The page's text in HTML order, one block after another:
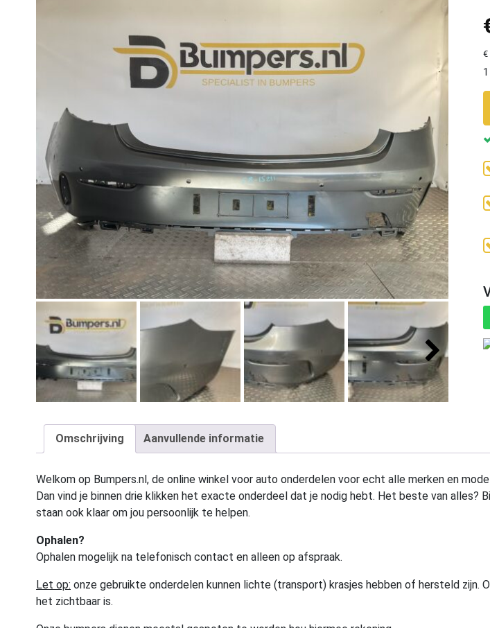
€
Omschrijving Aanvullende informatie
Welkom op Bumpers.nl, de online winkel voor auto onderdelen voor echt alle merken en
Dan vind je binnen drie klikken het exacte onderdeel dat je nodig hebt. Het beste van
staan ook klaar om jou persoonlijk te helpen.
Ophalen?
Ophalen mogelijk na telefonisch contact en alleen op afspraak.
Let op: onze gebruikte onderdelen kunnen lichte (transport) krasjes hebben of hersteld
het zichtbaar is.